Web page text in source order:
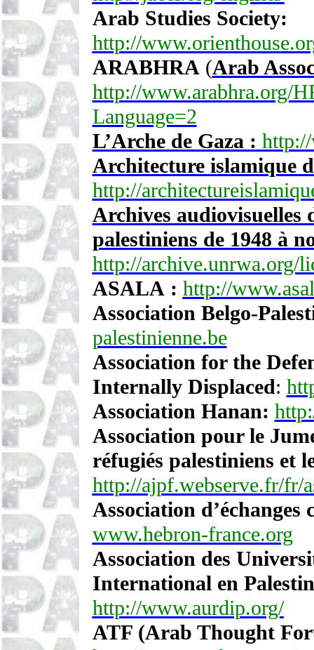
Arab Studies Society:
http://
ARABHRA(Arab
http://www.arabhra.org/
Language=2
L’Arche de Gaza :
Architecture islamique
http://
Archives audiovisuelles
palestiniens de 1948 à
http://archive.unrwa.org/
ASALA : http://
Association Belgo-
palestinienne.be
Association for the
Internally Displaced:
Association Hanan:
Association pour le
réfugiés palestiniens et
http://ajpf.webserve.fr/fr/
Association
www.hebron-france.org
Association des
International en
http://www.aurdip.org/
ATF (Arab Thought